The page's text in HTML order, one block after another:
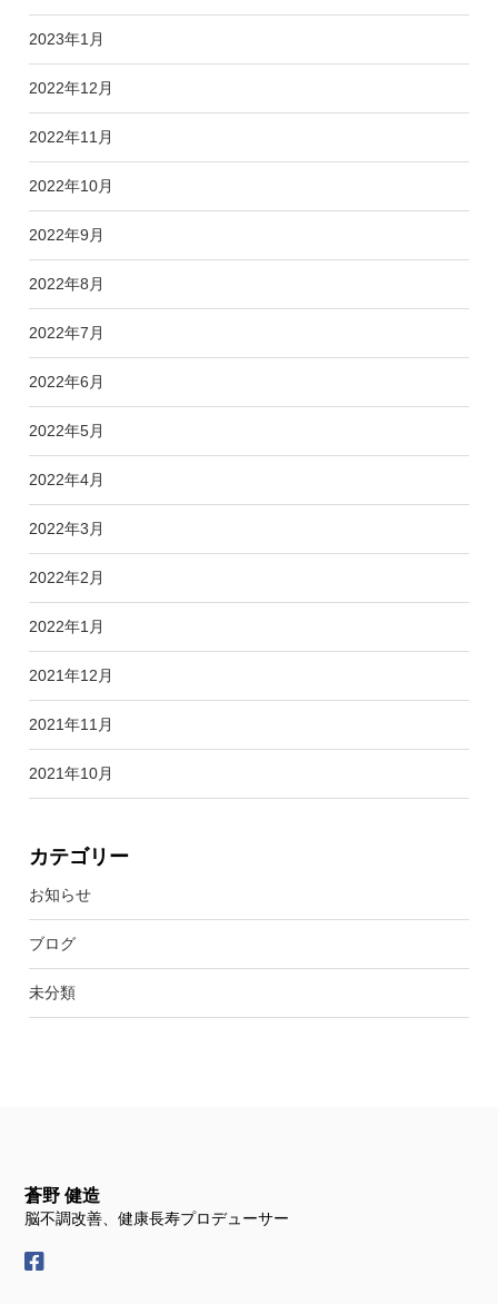
2023年1月
2022年12月
2022年11月
2022年10月
2022年9月
2022年8月
2022年7月
2022年6月
2022年5月
2022年4月
2022年3月
2022年2月
2022年1月
2021年12月
2021年11月
2021年10月
カテゴリー
お知らせ
ブログ
未分類
蒼野 健造
脳不調改善、健康長寿プロデューサー